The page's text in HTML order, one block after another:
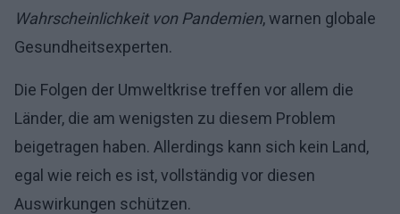
Wahrscheinlichkeit von Pandemien, warnen globale
Gesundheitsexperten.
Die Folgen der Umweltkrise treffen vor allem die
Länder, die am wenigsten zu diesem Problem
beigetragen haben. Allerdings kann sich kein Land,
egal wie reich es ist, vollständig vor diesen
Auswirkungen schützen.